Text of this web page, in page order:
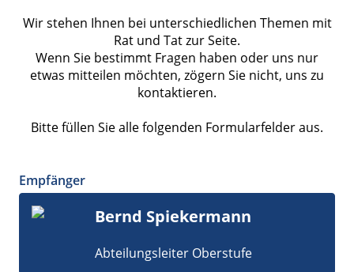
Wir stehen Ihnen bei unterschiedlichen Themen mit
Rat und Tat zur Seite.
Wenn Sie bestimmt Fragen haben oder uns nur
etwas mitteilen möchten, zögern Sie nicht, uns zu
kontaktieren.
Bitte füllen Sie alle folgenden Formularfelder aus.
Empfänger
Bernd Spiekermann
Abteilungsleiter Oberstufe